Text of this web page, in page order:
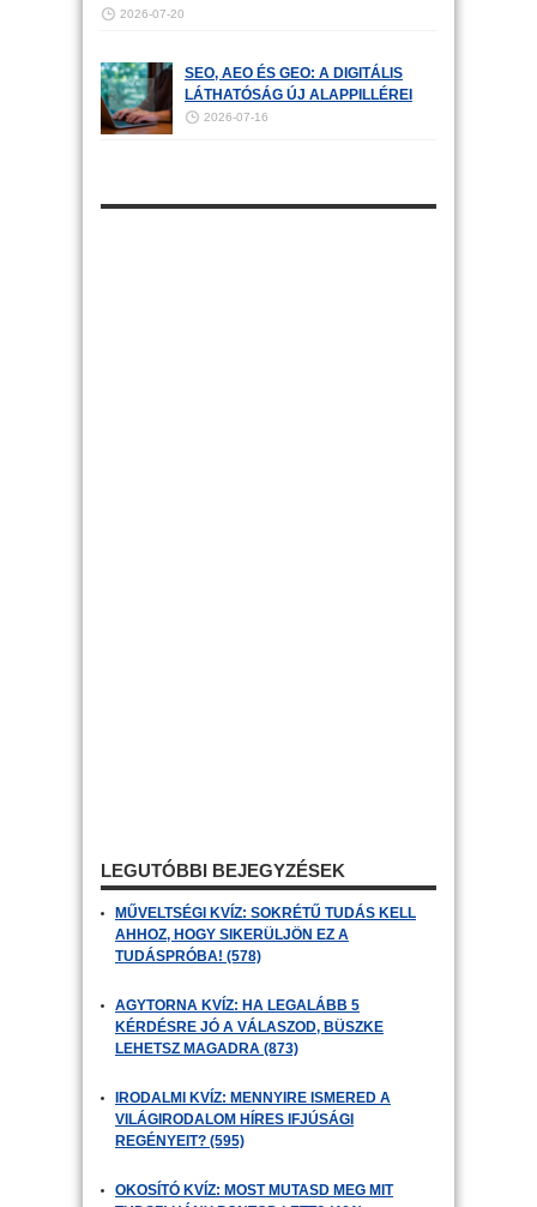
2026-07-20
SEO, AEO ÉS GEO: A DIGITÁLIS
LÁTHATÓSÁG ÚJ ALAPPILLÉREI
2026-07-16
LEGUTÓBBI BEJEGYZÉSEK
MŰVELTSÉGI KVÍZ: SOKRÉTŰ TUDÁS KELL
AHHOZ, HOGY SIKERÜLJÖN EZ A
TUDÁSPRÓBA! (578)
AGYTORNA KVÍZ: HA LEGALÁBB 5
KÉRDÉSRE JÓ A VÁLASZOD, BÜSZKE
LEHETSZ MAGADRA (873)
IRODALMI KVÍZ: MENNYIRE ISMERED A
VILÁGIRODALOM HÍRES IFJÚSÁGI
REGÉNYEIT? (595)
OKOSÍTÓ KVÍZ: MOST MUTASD MEG MIT